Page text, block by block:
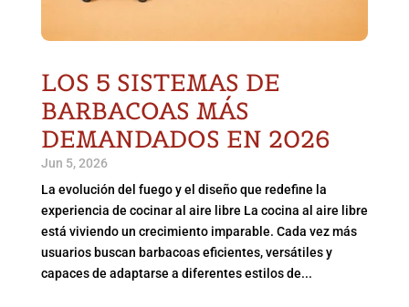
LOS 5 SISTEMAS DE
BARBACOAS MÁS
DEMANDADOS EN 2026
Jun 5, 2026
La evolución del fuego y el diseño que redefine la
experiencia de cocinar al aire libre La cocina al aire libre
está viviendo un crecimiento imparable. Cada vez más
usuarios buscan barbacoas eficientes, versátiles y
capaces de adaptarse a diferentes estilos de...